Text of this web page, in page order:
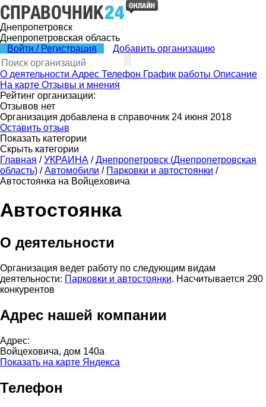
Днепропетровск
Днепропетровская область
Войти / Регистрация
Добавить организацию
О деятельности Адрес Телефон График работы Описание
На карте Отзывы и мнения
Рейтинг организации:
Отзывов нет
Организация добавлена в справочник 24 июня 2018
Оставить отзыв
Показать категории
Скрыть категории
Главная / УКРАИНА / Днепропетровск (Днепропетровская
область) / Автомобили / Парковки и автостоянки /
Автостоянка на Войцеховича
Автостоянка
О деятельности
Организация ведет работу по следующим видам
деятельности: Парковки и автостоянки. Насчитывается 290
конкурентов
Адрес нашей компании
Адрес:
Войцеховича, дом 140а
Показать на карте Яндекса
Телефон